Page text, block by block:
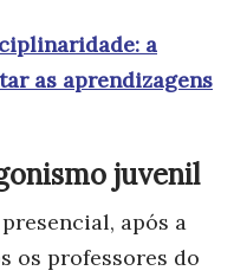
a
as aprendizagens
juvenil
após a
os professores do